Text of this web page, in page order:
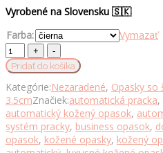
Vyrobené na Slovensku 🇸🇰
Farba:
Vymazať
Opasok
z
pravej
kože
s
automatickou
prackou
DRAKKAR
Pridať do košíka
Kategórie:Nezaradené, Opasky so
3.5cmZnačiek:automatická pracka,
automatický kožený opasok,
systém pracky, business opasok,
opasok, kožené opasky, kožený